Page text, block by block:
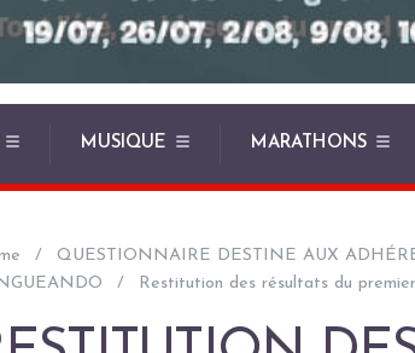
MUSIQUE MARATHONS
QUESTIONNAIRE DESTINE AUX
Restitution des résultats du